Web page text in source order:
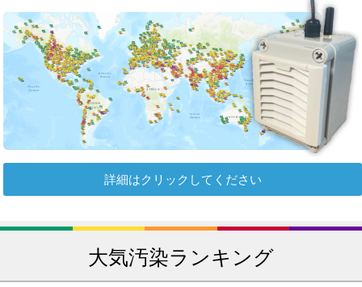
詳細はクリックしてください
大気汚染ランキング